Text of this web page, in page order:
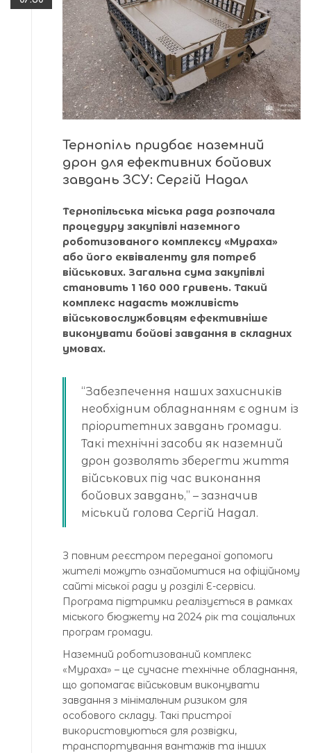
Тернопіль придбає наземний
дрон для ефективних бойових
завдань ЗСУ: Сергій Надал
Тернопільська міська рада розпочала
процедуру закупівлі наземного
роботизованого комплексу «Мураха»
або його еквіваленту для потреб
військових. Загальна сума закупівлі
становить 1 160 000 гривень. Такий
комплекс надасть можливість
військовослужбовцям ефективніше
виконувати бойові завдання в складних
умовах.
“Забезпечення наших захисників
необхідним обладнанням є одним із
пріоритетних завдань громади.
Такі технічні засоби як наземний
дрон дозволять зберегти життя
військових під час виконання
бойових завдань,” – зазначив
міський голова Сергій Надал.
З повним реєстром переданої допомоги
жителі можуть ознайомитися на офіційному
сайті міської ради у розділі Е-сервіси.
Програма підтримки реалізується в рамках
міського бюджету на 2024 рік та соціальних
програм громади.
Наземний роботизований комплекс
«Мураха» – це сучасне технічне обладнання,
що допомагає військовим виконувати
завдання з мінімальним ризиком для
особового складу. Такі пристрої
використовуються для розвідки,
транспортування вантажів та інших